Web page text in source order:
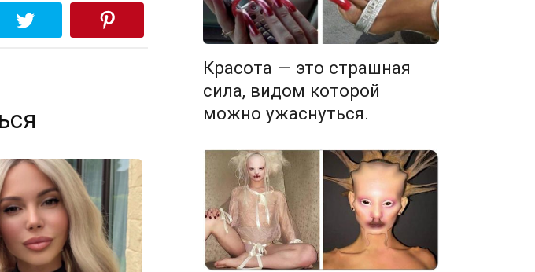
Красота — это страшная
сила, видом которой
можно ужаснуться.